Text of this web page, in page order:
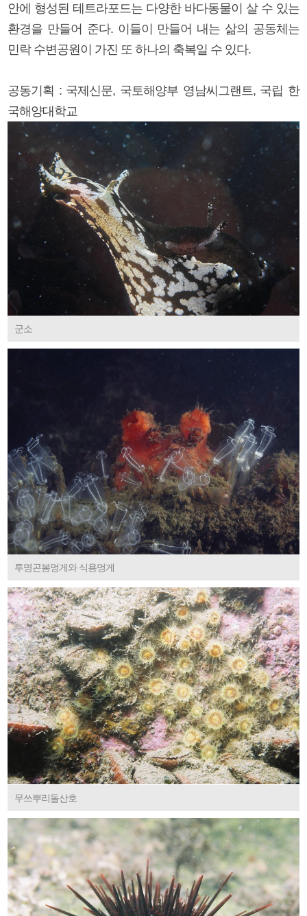
안에 형성된 테트라포드는 다양한 바다동물이 살 수 있는
환경을 만들어 준다. 이들이 만들어 내는 삶의 공동체는
민락 수변공원이 가진 또 하나의 축복일 수 있다.
공동기획 : 국제신문, 국토해양부 영남씨그랜트, 국립 한
국해양대학교
군소
투명곤봉멍게와 식용멍게
무쓰뿌리돌산호